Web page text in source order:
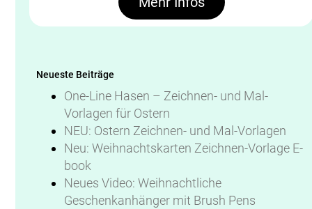
Neueste Beiträge
One-Line Hasen – Zeichnen- und Mal-
Vorlagen für Ostern
NEU: Ostern Zeichnen- und Mal-Vorlagen
Neu: Weihnachtskarten Zeichnen-Vorlage E-
book
Neues Video: Weihnachtliche
Geschenkanhänger mit Brush Pens